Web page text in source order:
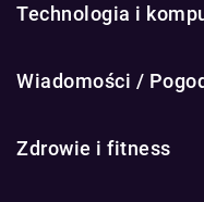
Technologia i
Wiadomości /
Zdrowie i fitness